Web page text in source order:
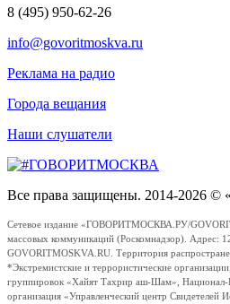
8 (495) 950-62-26
info@govoritmoskva.ru
Реклама на радио
Города вещания
Наши слушатели
Все права защищены. 2014-2026 ©
Сетевое издание «ГОВОРИТМОСКВА.РУ/
массовых коммуникаций (Роскомнадзор). Адрес:
GOVORITMOSKVA.RU. Территория
*Экстремистские и террористические
группировок «Хайят Тахрир аш-Шам», Национал-
организация «Управленческий центр Свидетелей